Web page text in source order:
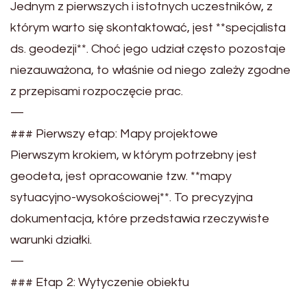
Jednym z pierwszych i istotnych uczestników, z
którym warto się skontaktować, jest **specjalista
ds. geodezji**. Choć jego udział często pozostaje
niezauważona, to właśnie od niego zależy zgodne
z przepisami rozpoczęcie prac.
—
### Pierwszy etap: Mapy projektowe
Pierwszym krokiem, w którym potrzebny jest
geodeta, jest opracowanie tzw. **mapy
sytuacyjno-wysokościowej**. To precyzyjna
dokumentacja, które przedstawia rzeczywiste
warunki działki.
—
### Etap 2: Wytyczenie obiektu